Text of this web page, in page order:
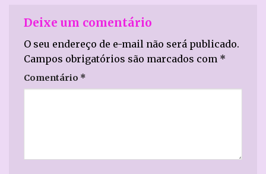
Deixe um comentário
O seu endereço de e-mail não será publicado.
Campos obrigatórios são marcados com *
Comentário *